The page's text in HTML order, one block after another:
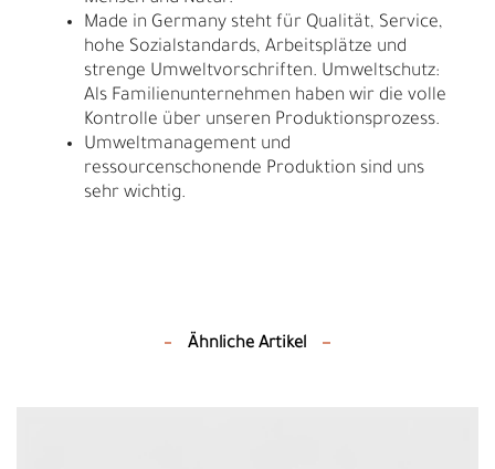
Made in Germany steht für Qualität, Service,
hohe Sozialstandards, Arbeitsplätze und
strenge Umweltvorschriften. Umweltschutz:
Als Familienunternehmen haben wir die volle
Kontrolle über unseren Produktionsprozess.
Umweltmanagement und
ressourcenschonende Produktion sind uns
sehr wichtig.
Ähnliche Artikel